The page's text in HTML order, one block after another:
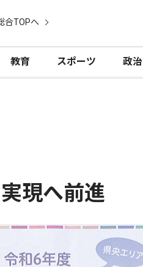
合TOPへ
教育 スポーツ 政治
現へ前進